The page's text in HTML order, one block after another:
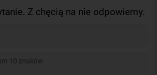
Z chęcią na nie odpowiemy.